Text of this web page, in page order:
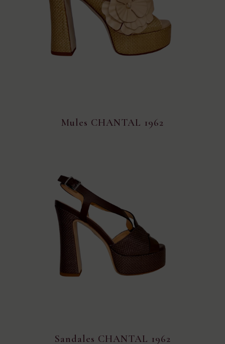
Mules CHANTAL 1962
Sandales CHANTAL 1962